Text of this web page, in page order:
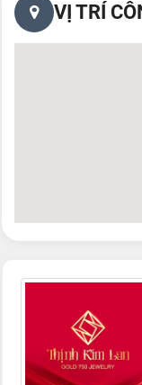
VỊ TRÍ